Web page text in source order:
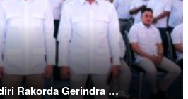
Rakorda Gerindra …